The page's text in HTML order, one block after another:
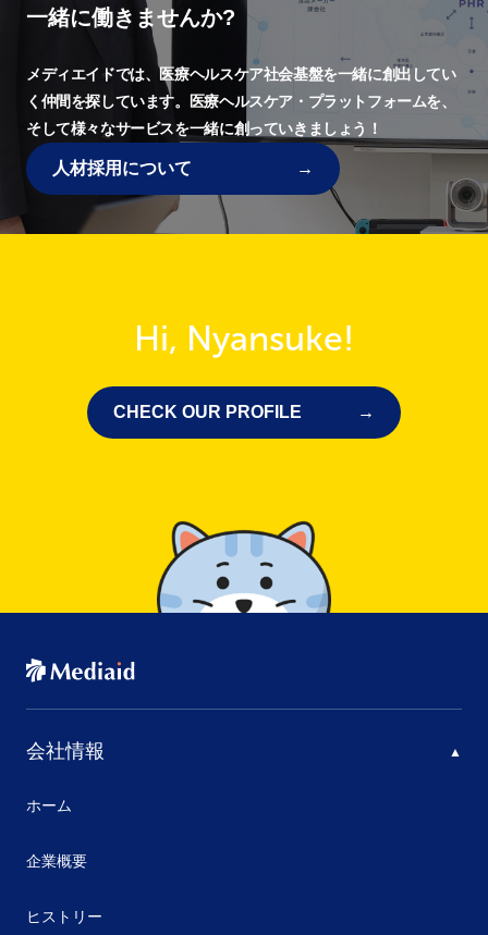
一緒に働きませんか?
メディエイドでは、医療ヘルスケア社会基盤を一緒に創出してい
く仲間を探しています。
医療ヘルスケア・プラットフォームを、
そして様々なサービスを一緒に創っていきましょう！
人材採用について
Hi, Nyansuke!
CHECK OUR PROFILE
会社情報
ホーム
企業概要
ヒストリー